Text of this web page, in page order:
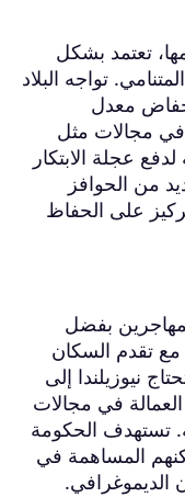
تعتمد بشكل
تواجه البلاد
معدل
في مجالات مثل
عجلة الابتكار
من الحوافز
على الحفاظ
بفضل
مع تقدم السكان
نيوزيلندا إلى
في مجالات
تستهدف الحكومة
المساهمة في
الديموغرافي.